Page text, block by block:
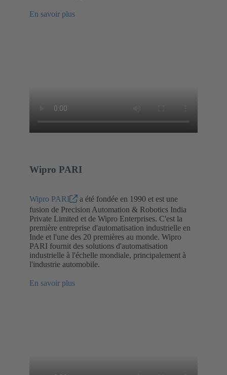
En savoir plus
Wipro PARI
Wipro PARI
a été fondée en 1990 et est une
fusion de Precision Automation & Robotics India
Private Limited et de Wipro Enterprises. C'est la
première entreprise d'automatisation industrielle en
Inde et l'une des 20 premières au monde. Wipro
PARI fournit des solutions d'automatisation
industrielle à l'échelle mondiale, principalement à
l'industrie automobile.
En savoir plus